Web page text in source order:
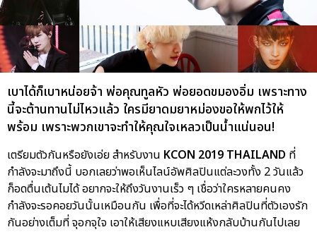
เบาได้ก็เบาหน่อยจ้า พ่อคุณทูลหัว พ่อยอดขมองอิ่ม เพราะทาง
นี้จะต้านทานไม่ไหวแล้ว ใครมียาดมยาหม่องขอให้พกไว้ให้
พร้อม เพราะพวกเขาจะทำให้คุณใจเหลวเป็นน้ำแน่นอน!
เตรียมตัวกันหรือยังเอ่ย สำหรับงาน KCON 2019 THAILAND ที่
กำลังจะมาถึงนี้ บอกเลยว่าพอเห็นไลน์อัพศิลปินแต่ละวงทั้ง 2 วันแล้ว
ก็อดตื่นเต้นไมได้ อยากจะให้ถึงวันงานเร็ว ๆ เชื่อว่าใครหลายคนคง
กำลังจะรอคอยวันนั้นเหมือนกัน เพื่อที่จะได้หวีดเหล่าศิลปินที่ตัวเองรัก
กันอย่างเต็มที่ จุอกจุใจ เอาให้เสียงแหบเสียงแห้งกลับบ้านกันไปเลย